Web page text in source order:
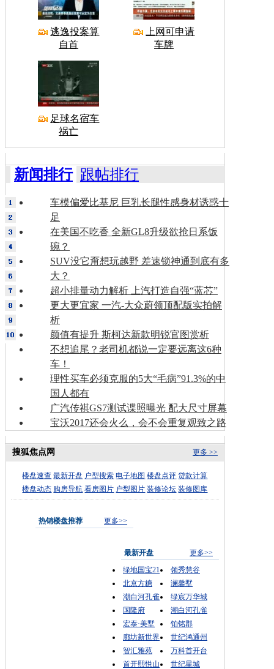
逃逸投案算
自首
上网可申请
车牌
足球名宿车
祸亡
新闻排行 跟帖排行
车模偏爱比基尼 巨乳长腿性感身材诱惑十
足
在美国不吃香 全新GL8升级欲抢日系饭
碗？
SUV没它甭想玩越野 差速锁神通到底有多
大？
超小排量动力解析 上汽打造自强“蓝芯”
更大更宜家 一汽-大众蔚领顶配版实拍解
析
颜值有提升 斯柯达新款明锐官图赏析
不想追尾？老司机都说一定要远离这6种
车！
理性买车必须克服的5大“毛病”91.3%的中
国人都有
广汽传祺GS7测试谍照曝光 配大尺寸屏幕
宝沃2017还会火么，会不会重复观致之路
更多 >>
搜狐焦点网
楼盘速查 最新开盘 户型搜索 电子地图 楼盘点评 贷款计算
楼盘动态 购房导航 看房图片 户型图片 装修论坛 装修图库
热销楼盘推荐 更多>>
最新开盘
更多>>
绿地国宝21
领秀慧谷
北京方糖
澜馨墅
潮白河孔雀
绿宸万华城
国隆府
潮白河孔雀
宏泰·美墅
铂铭郡
廊坊新世界
世纪鸿通州
智汇雅苑
万科首开台
首开熙悦山
世纪星城